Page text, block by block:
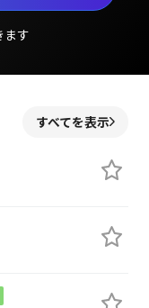
ます
すべてを表示